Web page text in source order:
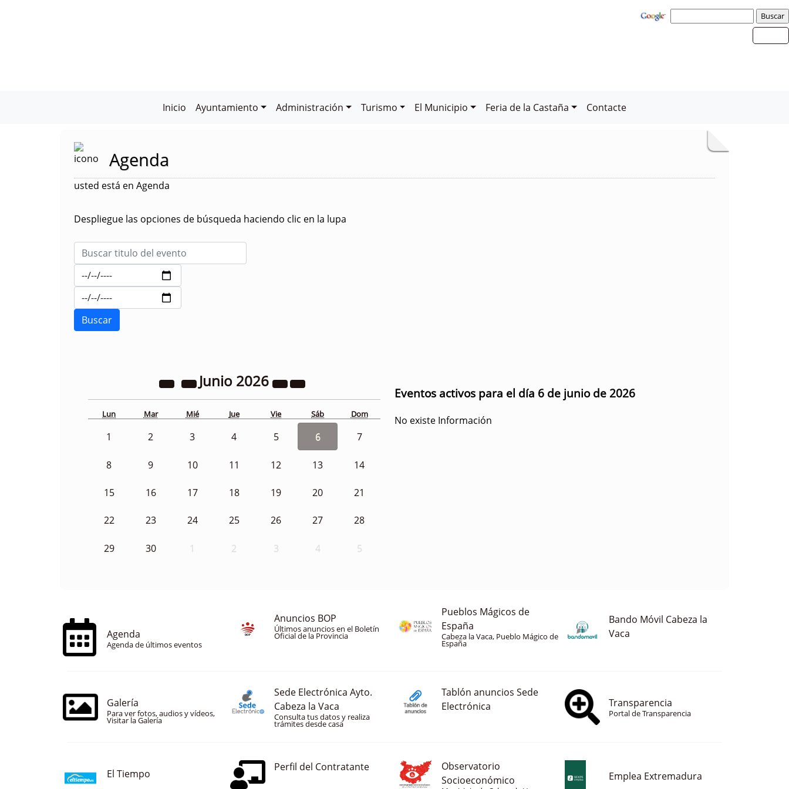
Inicio Ayuntamiento Administración Turismo El Municipio Feria de la Castaña Contacte
Agenda
usted está en Agenda
Despliegue las opciones de búsqueda haciendo clic en la lupa
Junio 2026
Lun Mar Mié Jue Vie Sáb Dom
1 2 3 4 5 6 7
8 9 10 11 12 13 14
15 16 17 18 19 20 21
22 23 24 25 26 27 28
29 30 1 2 3 4 5
Eventos activos para el día 6 de junio de 2026
No existe Información
Agenda
Agenda de últimos eventos
Anuncios BOP
Últimos anuncios en el Boletín
Oficial de la Provincia
Pueblos Mágicos de
España
Cabeza la Vaca, Pueblo Mágico de
España
Bando Móvil Cabeza la
Vaca
Galería
Para ver fotos, audios y vídeos,
Visitar la Galería
Sede Electrónica Ayto.
Cabeza la Vaca
Consulta tus datos y realiza
trámites desde casa
Tablón anuncios Sede
Electrónica
Transparencia
Portal de Transparencia
El Tiempo
Perfil del Contratante
Observatorio
Socioeconómico
Emplea Extremadura